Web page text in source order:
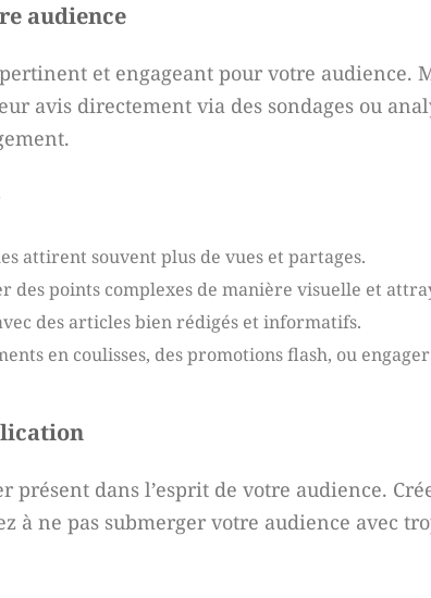
audience
et engageant pour votre audience.
avis directement via des sondages ou
attirent souvent plus de vues et partages.
des points complexes de manière visuelle et
des articles bien rédigés et informatifs.
en coulisses, des promotions flash, ou
dans l’esprit de votre audience.
à ne pas submerger votre audience avec